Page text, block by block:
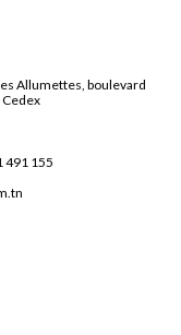
Allumettes, boulevard
491 155